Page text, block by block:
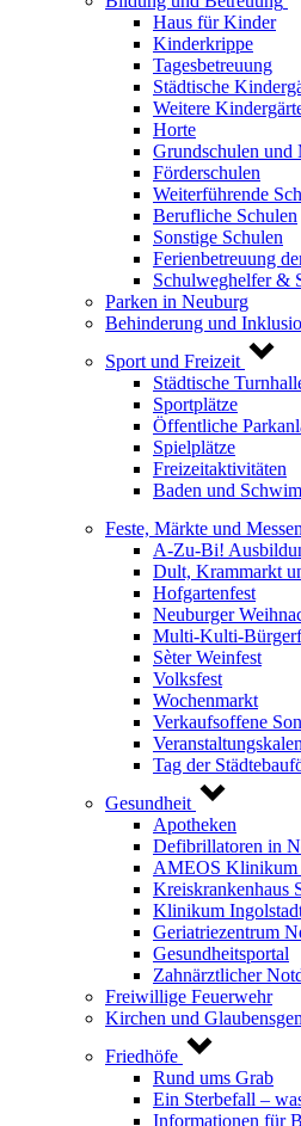
Haus für Kinder
Kinderkrippe
Tagesbetreuung
Städtische
Weitere
Horte
Grundschulen und
Förderschulen
Weiterführende
Berufliche Schulen
Sonstige Schulen
Ferienbetreuung
Schulweghelfer &
Parken in Neuburg
Behinderung und
Sport und Freizeit
Städtische
Sportplätze
Öffentliche
Spielplätze
Freizeitaktivitäten
Baden und
Feste, Märkte und Messen
A-Zu-Bi!
Dult, Krammarkt
Hofgartenfest
Neuburger
Multi-Kulti-
Sèter Weinfest
Volksfest
Wochenmarkt
Verkaufsoffene
Tag der
Gesundheit
Apotheken
Defibrillatoren in
AMEOS Klinikum
Kreiskrankenhaus
Klinikum
Geriatriezentrum
Gesundheitsportal
Zahnärztlicher
Freiwillige Feuerwehr
Kirchen und
Friedhöfe
Rund ums Grab
Ein Sterbefall –
Informationen für